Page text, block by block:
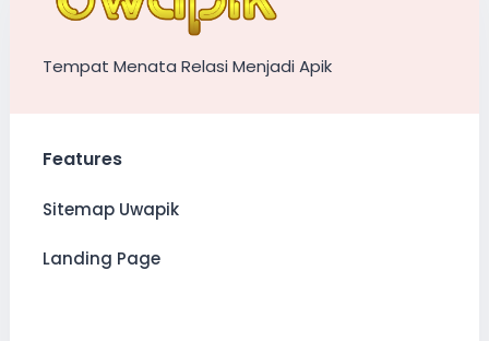
Tempat Menata Relasi Menjadi Apik
Features
Sitemap Uwapik
Landing Page